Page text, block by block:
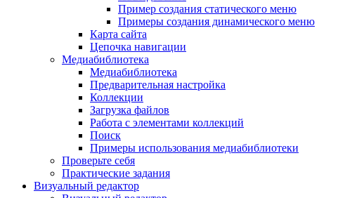
Пример создания статического меню
Примеры создания динамического меню
Карта сайта
Цепочка навигации
Медиабиблиотека
Медиабиблиотека
Предварительная настройка
Коллекции
Загрузка файлов
Работа с элементами коллекций
Поиск
Примеры использования медиабиблиотеки
Проверьте себя
Практические задания
Визуальный редактор